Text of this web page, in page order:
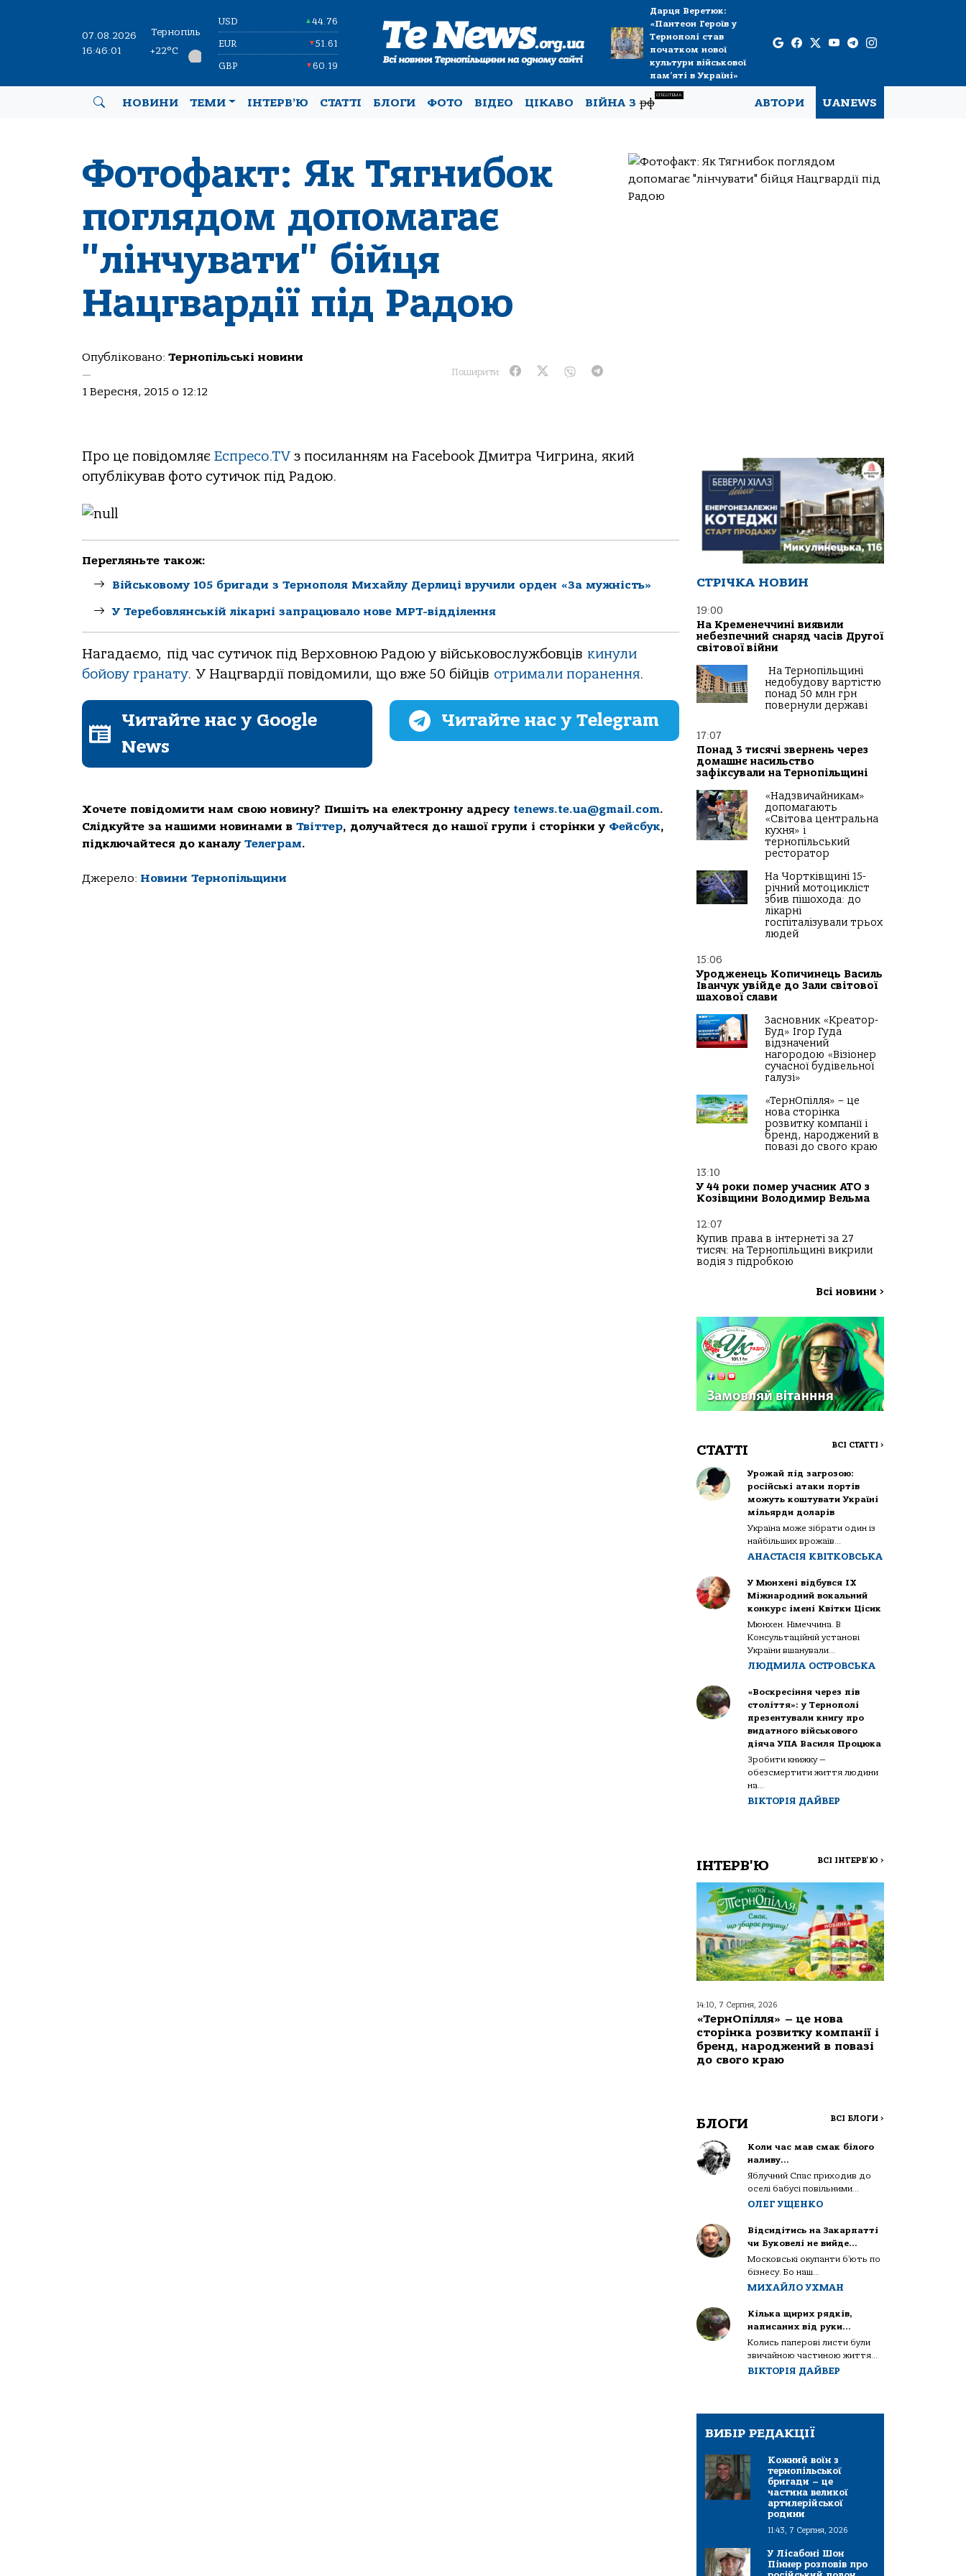
07.08.2026
16:46:02
Тернопіль
+22°C
USD ▲44.76
EUR ▼51.61
GBP ▼60.19
Дарця Веретюк:
«Пантеон Героїв у
Тернополі став
початком нової
культури військової
пам’яті в Україні»
НОВИНИ ТЕМИ ІНТЕРВ’Ю СТАТТІ БЛОГИ ФОТО ВІДЕО ЦІКАВО ВІЙНА Зрф
СПЕЦТЕМА
АВТОРИ UANEWS
Фотофакт: Як Тягнибок
поглядом допомагає
"лінчувати" бійця
Нацгвардії під Радою
Опубліковано: Тернопільські новини
—
1 Вересня, 2015 о 12:12
Поширити:
Про це повідомляє Еспресо.TV з посиланням на Facebook Дмитра Чигрина, який
опублікував фото сутичок під Радою.
Перегляньте також:
Військовому 105 бригади з Тернополя Михайлу Дерлиці вручили орден «За мужність»
У Теребовлянській лікарні запрацювало нове МРТ-відділення
Нагадаємо, під час сутичок під Верховною Радою у військовослужбовців кинули
бойову гранату. У Нацгвардії повідомили, що вже 50 бійців отримали поранення.
Читайте нас у Google
News
Читайте нас у Telegram
Хочете повідомити нам свою новину? Пишіть на електронну адресу tenews.te.ua@gmail.com.
Слідкуйте за нашими новинами в Твіттер, долучайтеся до нашої групи і сторінки у Фейсбук,
підключайтеся до каналу Телеграм.
Джерело: Новини Тернопільщини
СТРІЧКА НОВИН
19:00
На Кременеччині виявили
небезпечний снаряд часів Другої
світової війни
На Тернопільщині
недобудову вартістю
понад 50 млн грн
повернули державі
17:07
Понад 3 тисячі звернень через
домашнє насильство
зафіксували на Тернопільщині
«Надзвичайникам»
допомагають
«Світова центральна
кухня» і
тернопільський
ресторатор
На Чортківщині 15-
річний мотоцикліст
збив пішохода: до
лікарні
госпіталізували трьох
людей
15:06
Уродженець Копичинець Василь
Іванчук увійде до Зали світової
шахової слави
Засновник «Креатор-
Буд» Ігор Гуда
відзначений
нагородою «Візіонер
сучасної будівельної
галузі»
«ТернОпілля» – це
нова сторінка
розвитку компанії і
бренд, народжений в
повазі до свого краю
13:10
У 44 роки помер учасник АТО з
Козівщини Володимир Вельма
12:07
Купив права в інтернеті за 27
тисяч: на Тернопільщині викрили
водія з підробкою
Всі новини >
СТАТТІ ВСІ СТАТТІ >
Урожай під загрозою:
російські атаки портів
можуть коштувати Україні
мільярди доларів
Україна може зібрати один із
найбільших врожаїв...
АНАСТАСІЯ КВІТКОВСЬКА
У Мюнхені відбувся IX
Міжнародний вокальний
конкурс імені Квітки Цісик
Мюнхен. Німеччина. В
Консультаційній установі
України вшанували...
ЛЮДМИЛА ОСТРОВСЬКА
«Воскресіння через пів
століття»: у Тернополі
презентували книгу про
видатного військового
діяча УПА Василя Процюка
Зробити книжку —
обезсмертити життя людини
на...
ВІКТОРІЯ ДАЙВЕР
ІНТЕРВ'Ю ВСІ ІНТЕРВ'Ю >
14:10, 7 Серпня, 2026
«ТернОпілля» – це нова
сторінка розвитку компанії і
бренд, народжений в повазі
до свого краю
БЛОГИ ВСІ БЛОГИ >
Коли час мав смак білого
наливу…
Яблучний Спас приходив до
оселі бабусі повільними...
ОЛЕГ УЩЕНКО
Відсидітись на Закарпатті
чи Буковелі не вийде…
Московські окупанти б’ють по
бізнесу. Бо наш...
МИХАЙЛО УХМАН
Кілька щирих рядків,
написаних від руки…
Колись паперові листи були
звичайною частиною життя...
ВІКТОРІЯ ДАЙВЕР
ВИБІР РЕДАКЦІЇ
Кожний воїн з
тернопільської
бригади – це
частина великої
артилерійської
родини
11:43, 7 Серпня, 2026
У Лісабоні Шон
Піннер розповів про